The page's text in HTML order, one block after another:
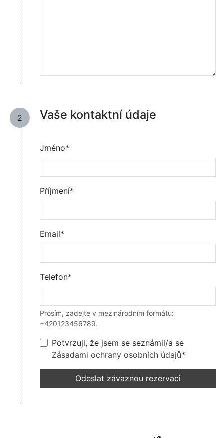
2 Vaše kontaktní údaje
Jméno*
Příjmení*
Email*
Telefon*
Prosím, zadejte v mezinárodním formátu:
+420123456789.
Potvrzuji, že jsem se seznámil/a se
Zásadami ochrany osobních údajů*